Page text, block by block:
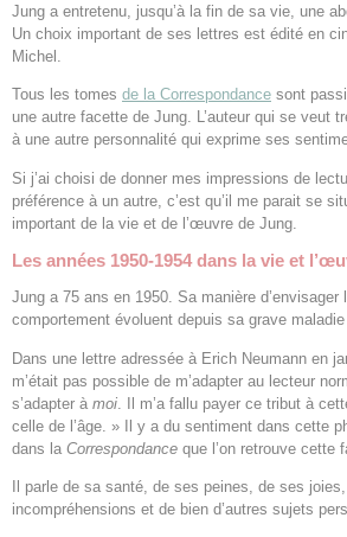
Jung a entretenu, jusqu’à la fin de sa vie, une
Un choix important de ses lettres est édité en
Michel.
Tous les tomes de la Correspondance sont
une autre facette de Jung. L’auteur qui se veut
à une autre personnalité qui exprime ses
Si j’ai choisi de donner mes impressions de
préférence à un autre, c’est qu’il me parait se
important de la vie et de l’œuvre de Jung.
Les années 1950-1954 dans la vie et
Jung a 75 ans en 1950. Sa manière d’envisager
comportement évoluent depuis sa grave
Dans une lettre adressée à Erich Neumann en
m’était pas possible de m’adapter au lecteur
s’adapter à moi . Il m’a fallu payer ce tribut à
celle de l’âge. » Il y a du sentiment dans cette
dans la Correspondance que l’on retrouve cette
Il parle de sa santé, de ses peines, de ses
incompréhensions et de bien d’autres sujets